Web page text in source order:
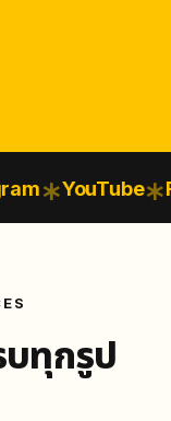
YouTube
บทุกรูป